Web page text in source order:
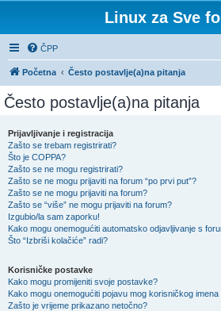
Linux za Sve
ČPP
Početna Često postavlje(a)na pitanja
Često postavlje(a)na pitanja
Prijavljivanje i registracija
Zašto se trebam registrirati?
Što je COPPA?
Zašto se ne mogu registrirati?
Zašto se ne mogu prijaviti na forum “po prvi put”?
Zašto se ne mogu prijaviti na forum?
Zašto se “više” ne mogu prijaviti na forum?
Izgubio/la sam zaporku!
Kako mogu onemogućiti automatsko odjavljivanje s
Što “Izbriši kolačiće” radi?
Korisničke postavke
Kako mogu promijeniti svoje postavke?
Kako mogu onemogućiti pojavu mog korisničkog imena
Zašto je vrijeme prikazano netočno?